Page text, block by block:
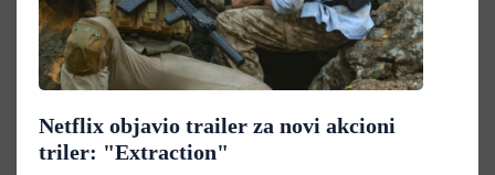
Netflix objavio trailer za novi akcioni
triler: "Extraction"